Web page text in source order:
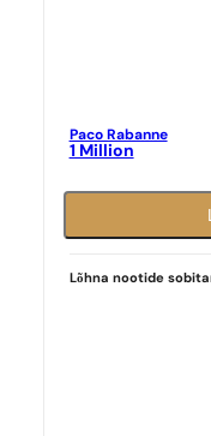
Paco Rabanne
1 Million
Lõhna nootide